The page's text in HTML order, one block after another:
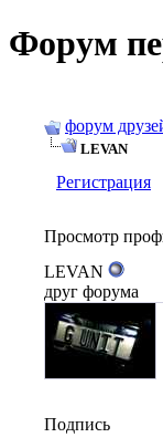
Форум
форум
LEVAN
Регистрация
Просмотр
LEVAN
друг форума
Подпись